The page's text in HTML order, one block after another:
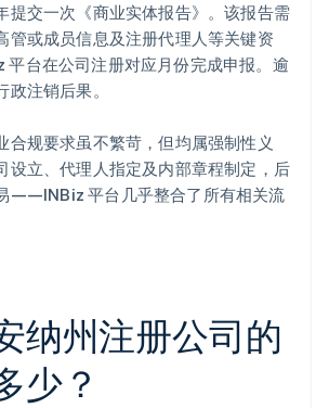
提交一次《商业实体报告》。该报告需
管或成员信息及注册代理人等关键资
平台在公司注册对应月份完成申报。逾
注销后果。
合规要求虽不繁苛，但均属强制性义
设立、代理人指定及内部章程制定，后
——INBiz 平台几乎整合了所有相关流
纳州注册公司的
少？